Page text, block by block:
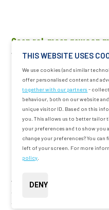
THIS WEBSITE USES
We use cookies (and similar
offer personalised content and
together with our partners -
behaviour, both on our website
unique visitor ID. Based on this
you. This allows us to better tailor
your preferences and to show you
change your preferences? You
left of your screen. For more
policy
DENY
Geen rol, maar gewoon
“Ik voel me geen Teamleider,
dan voelt dat goed. Het is fijn
aanpassen aan mijn nieuwe
om alles eigen te maken, maar
collega’s leren van mij en ik
en nemen.”
“Ik ben begonnen op de MAVO
wist niet precies wat ik wilde
verschillende